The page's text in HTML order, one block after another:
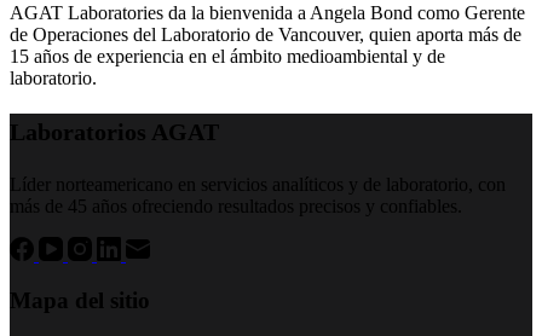
AGAT Laboratories da la bienvenida a Angela Bond como Gerente
de Operaciones del Laboratorio de Vancouver, quien aporta más de
15 años de experiencia en el ámbito medioambiental y de
laboratorio.
Laboratorios AGAT
Líder norteamericano en servicios analíticos y de laboratorio, con
más de 45 años ofreciendo resultados precisos y confiables.
Mapa del sitio